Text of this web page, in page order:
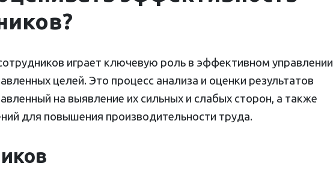
играет ключевую роль в эффективном управлении
целей. Это процесс анализа и оценки результатов
на выявление их сильных и слабых сторон, а также
для повышения производительности труда.